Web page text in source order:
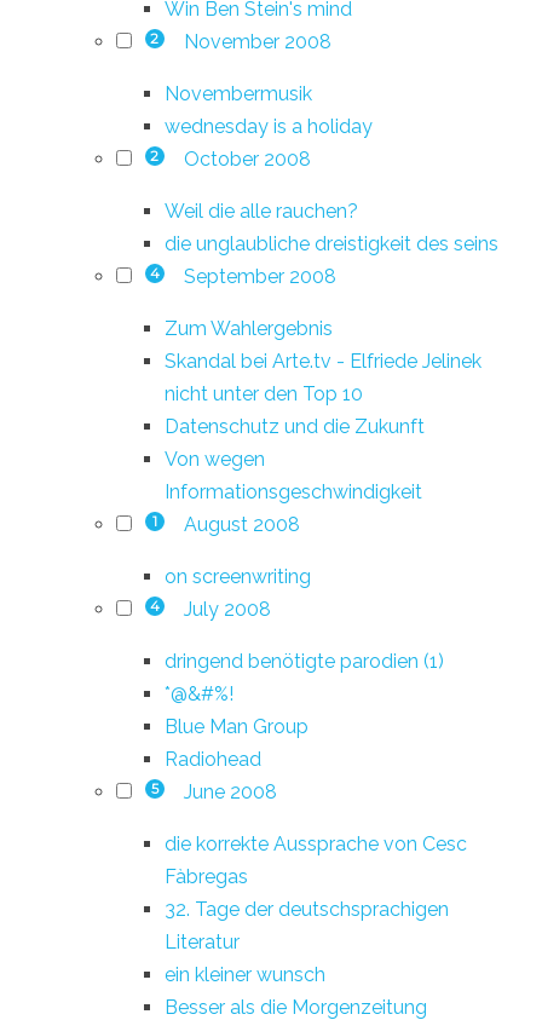
Win Ben Stein's mind
2 November 2008
Novembermusik
wednesday is a holiday
2 October 2008
Weil die alle rauchen?
die unglaubliche dreistigkeit des seins
4 September 2008
Zum Wahlergebnis
Skandal bei Arte.tv - Elfriede Jelinek
nicht unter den Top 10
Datenschutz und die Zukunft
Von wegen
Informationsgeschwindigkeit
1 August 2008
on screenwriting
4 July 2008
dringend benötigte parodien (1)
*@&#%!
Blue Man Group
Radiohead
5 June 2008
die korrekte Aussprache von Cesc
Fàbregas
32. Tage der deutschsprachigen
Literatur
ein kleiner wunsch
Besser als die Morgenzeitung